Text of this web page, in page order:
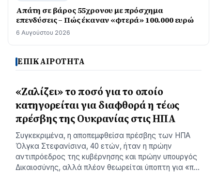
Απάτη σε βάρος 55χρονου με πρόσχημα
επενδύσεις – Πώς έκαναν «φτερά» 100.000 ευρώ
6 Αυγούστου 2026
ΕΠΙΚΑΙΡΟΤΗΤΑ
«Ζαλίζει» το ποσό για το οποίο
κατηγορείται για διαφθορά η τέως
πρέσβης της Ουκρανίας στις ΗΠΑ
Συγκεκριμένα, η αποπεμφθείσα πρέσβης των ΗΠΑ
Όλγκα Στεφανίσινα, 40 ετών, ήταν η πρώην
αντιπρόεδρος της κυβέρνησης και πρώην υπουργός
Δικαιοσύνης, αλλά πλέον θεωρείται ύποπτη για «π…